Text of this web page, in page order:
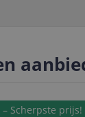
Scherpste prijs!